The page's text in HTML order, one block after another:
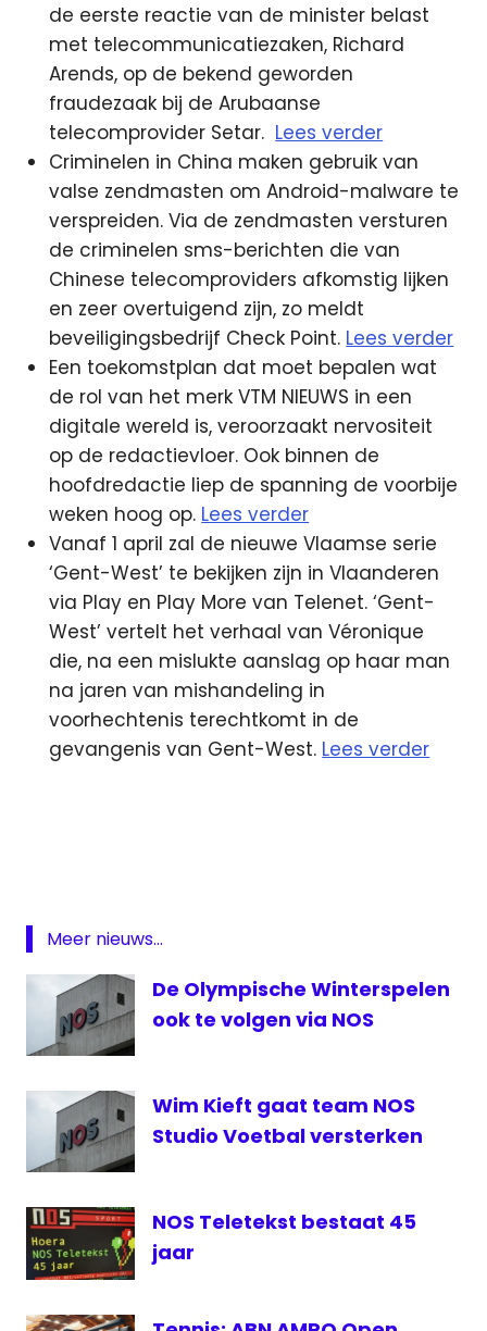
de eerste reactie van de minister belast
met telecommunicatiezaken, Richard
Arends, op de bekend geworden
fraudezaak bij de Arubaanse
telecomprovider Setar. Lees verder
Criminelen in China maken gebruik van
valse zendmasten om Android-malware te
verspreiden. Via de zendmasten versturen
de criminelen sms-berichten die van
Chinese telecomproviders afkomstig lijken
en zeer overtuigend zijn, zo meldt
beveiligingsbedrijf Check Point. Lees verder
Een toekomstplan dat moet bepalen wat
de rol van het merk VTM NIEUWS in een
digitale wereld is, veroorzaakt nervositeit
op de redactievloer. Ook binnen de
hoofdredactie liep de spanning de voorbije
weken hoog op. Lees verder
Vanaf 1 april zal de nieuwe Vlaamse serie
‘Gent-West’ te bekijken zijn in Vlaanderen
via Play en Play More van Telenet. ‘Gent-
West’ vertelt het verhaal van Véronique
die, na een mislukte aanslag op haar man
na jaren van mishandeling in
voorhechtenis terechtkomt in de
gevangenis van Gent-West. Lees verder
Telenet
VTM
VTM
Nieuws
Meer nieuws...
De Olympische Winterspelen
ook te volgen via NOS
Wim Kieft gaat team NOS
Studio Voetbal versterken
NOS Teletekst bestaat 45
jaar